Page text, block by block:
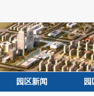
园区新闻